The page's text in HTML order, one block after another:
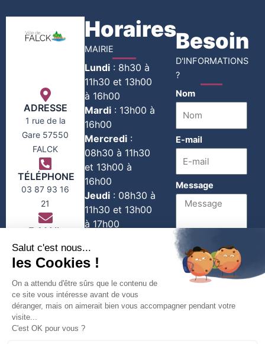
ADRESSE
1 rue de la
Gare 57550
FALCK
TÉLÉPHONE
03 87 93 16
21
E-MAIL
contact@falck-
moselle.com
Horaires
MAIRIE
Lundi : 8h30 à
11h30 et 13h00
à 16h00
Mardi : 13h00 à
16h00
Mercredi :
08h30 à 11h30
et 13h00 à
16h00
Jeudi : 08h30 à
11h30 et 13h00
à 17h00
08h30 à 11h30
1er et 3e
Samedi du
mois :08h30 à
11h30
Besoin
D'INFORMATIONS
?
Nom
E-mail
Message
Envoyer